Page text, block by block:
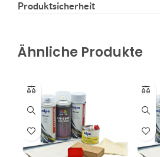
Produktsicherheit
Ähnliche Produkte